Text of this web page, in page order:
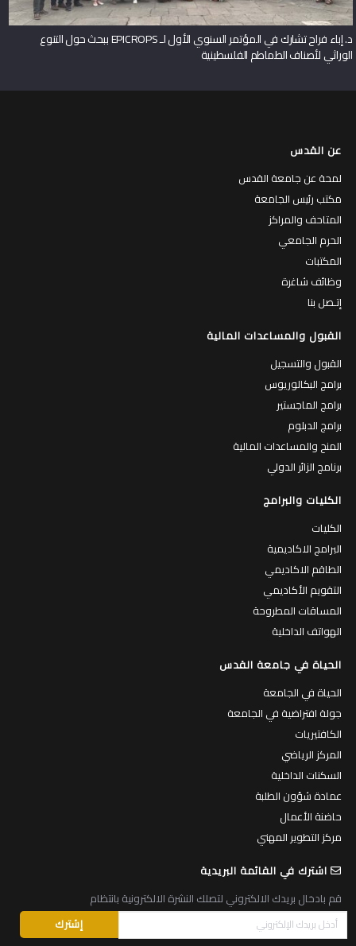
د. إباء فراح تشارك في المؤتمر السنوي الأول لـ EPICROPS ببحث حول التنوع
الوراثي لأصناف الطماطم الفلسطينية
عن القدس
لمحة عن جامعة القدس
مكتب رئيس الجامعة
المتاحف والمراكز
الحرم الجامعي
المكتبات
وظائف شاغرة
إتـصل بنا
القبول والمساعدات المالية
القبول والتسجيل
برامج البكالوريوس
برامج الماجستير
برامج الدبلوم
المنح والمساعدات المالية
برنامج الزائر الدولي
الكليات والبرامج
الكليات
البرامج الاكاديمية
الطاقم الاكاديمي
التقويم الأكاديمي
المساقات المطروحة
الهواتف الداخلية
الحياة في جامعة القدس
الحياة في الجامعة
جولة افتراضية في الجامعة
الكافتيريات
المركز الرياضي
السكنات الداخلية
عمادة شؤون الطلبة
حاضنة الأعمال
مركز التطوير المهني
اشترك في القائمة البريدية
قم بادخال بريدك الالكتروني لتصلك النشرة الالكترونية بانتظام